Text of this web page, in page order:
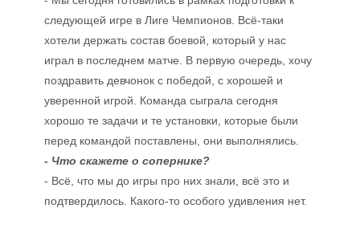
следующей игре в Лиге Чемпионов. Всё-таки
хотели держать состав боевой, который у нас
играл в последнем матче. В первую очередь, хочу
поздравить девчонок с победой, с хорошей и
уверенной игрой. Команда сыграла сегодня
хорошо те задачи и те установки, которые были
перед командой поставлены, они выполнялись.
- Что скажете о сопернике?
- Всё, что мы до игры про них знали, всё это и
подтвердилось. Какого-то особого удивления нет.